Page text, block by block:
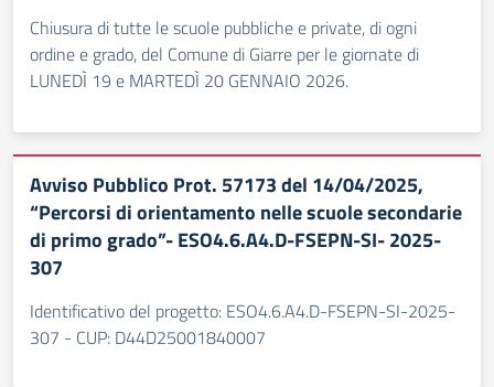
Chiusura di tutte le scuole pubbliche e private, di ogni
ordine e grado, del Comune di Giarre per le giornate di
LUNEDÌ 19 e MARTEDÌ 20 GENNAIO 2026.
Avviso Pubblico Prot. 57173 del 14/04/2025,
“Percorsi di orientamento nelle scuole secondarie
di primo grado”- ESO4.6.A4.D-FSEPN-SI- 2025-
307
Identificativo del progetto: ESO4.6.A4.D-FSEPN-SI-2025-
307 - CUP: D44D25001840007